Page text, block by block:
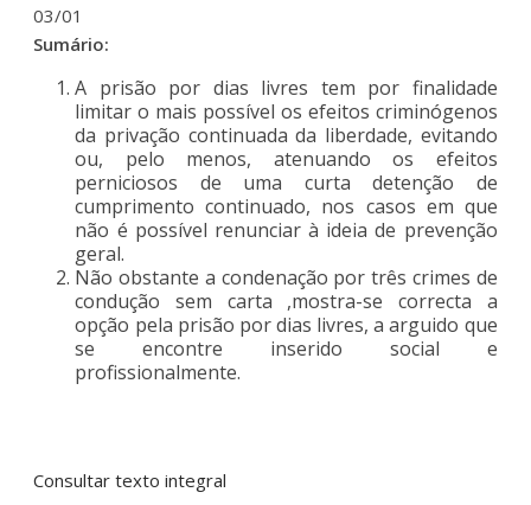
03/01
Sumário:
A prisão por dias livres tem por finalidade
limitar o mais possível os efeitos criminógenos
da privação continuada da liberdade, evitando
ou, pelo menos, atenuando os efeitos
perniciosos de uma curta detenção de
cumprimento continuado, nos casos em que
não é possível renunciar à ideia de prevenção
geral.
Não obstante a condenação por três crimes de
condução sem carta ,mostra-se correcta a
opção pela prisão por dias livres, a arguido que
se encontre inserido social e
profissionalmente.
Consultar texto integral